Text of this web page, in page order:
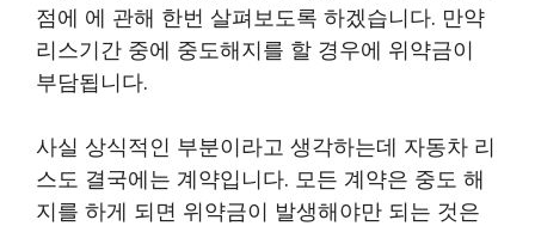
점에 에 관해 한번 살펴보도록 하겠습니다. 만약
리스기간 중에 중도해지를 할 경우에 위약금이
부담됩니다.
사실 상식적인 부분이라고 생각하는데 자동차 리
스도 결국에는 계약입니다. 모든 계약은 중도 해
지를 하게 되면 위약금이 발생해야만 되는 것은